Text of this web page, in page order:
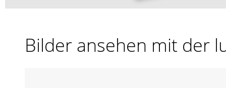
Bilder ansehen mit der